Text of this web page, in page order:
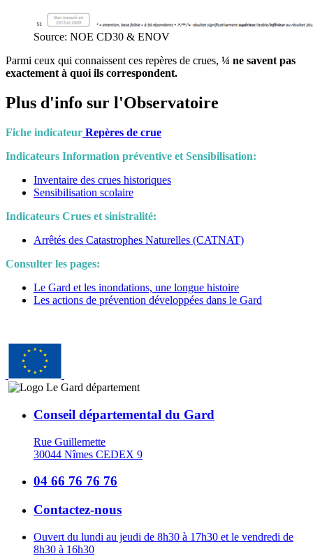
Source: NOE CD30 & ENOV
Parmi ceux qui connaissent ces repères de crues, ¼ ne savent pas
exactement à quoi ils correspondent.
Plus d'info sur l'Observatoire
Fiche indicateur Repères de crue
Indicateurs Information préventive et Sensibilisation:
Inventaire des crues historiques
Sensibilisation scolaire
Indicateurs Crues et sinistralité:
Arrêtés des Catastrophes Naturelles (CATNAT)
Consulter les pages:
Le Gard et les inondations, une longue histoire
Les actions de prévention développées dans le Gard
Conseil départemental du Gard
Rue Guillemette
30044 Nîmes CEDEX 9
04 66 76 76 76
Contactez-nous
Ouvert du lundi au jeudi de 8h30 à 17h30 et le vendredi de
8h30 à 16h30